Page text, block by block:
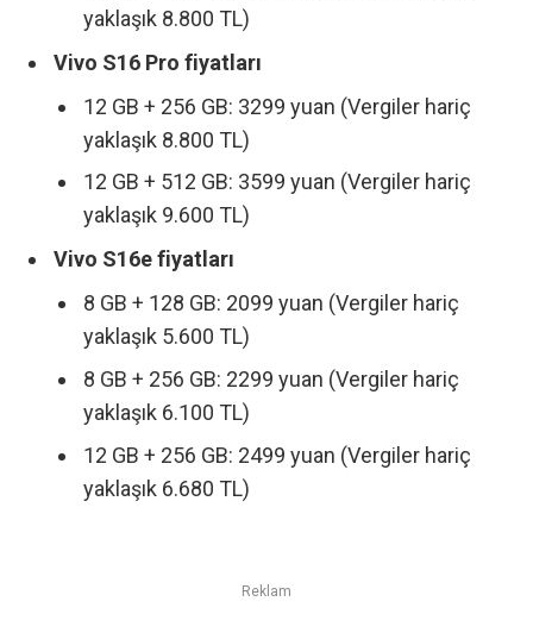
yaklaşık 8.800 TL)
Vivo S16 Pro fiyatları
12 GB + 256 GB: 3299 yuan (Vergiler hariç
yaklaşık 8.800 TL)
12 GB + 512 GB: 3599 yuan (Vergiler hariç
yaklaşık 9.600 TL)
Vivo S16e fiyatları
8 GB + 128 GB: 2099 yuan (Vergiler hariç
yaklaşık 5.600 TL)
8 GB + 256 GB: 2299 yuan (Vergiler hariç
yaklaşık 6.100 TL)
12 GB + 256 GB: 2499 yuan (Vergiler hariç
yaklaşık 6.680 TL)
Reklam